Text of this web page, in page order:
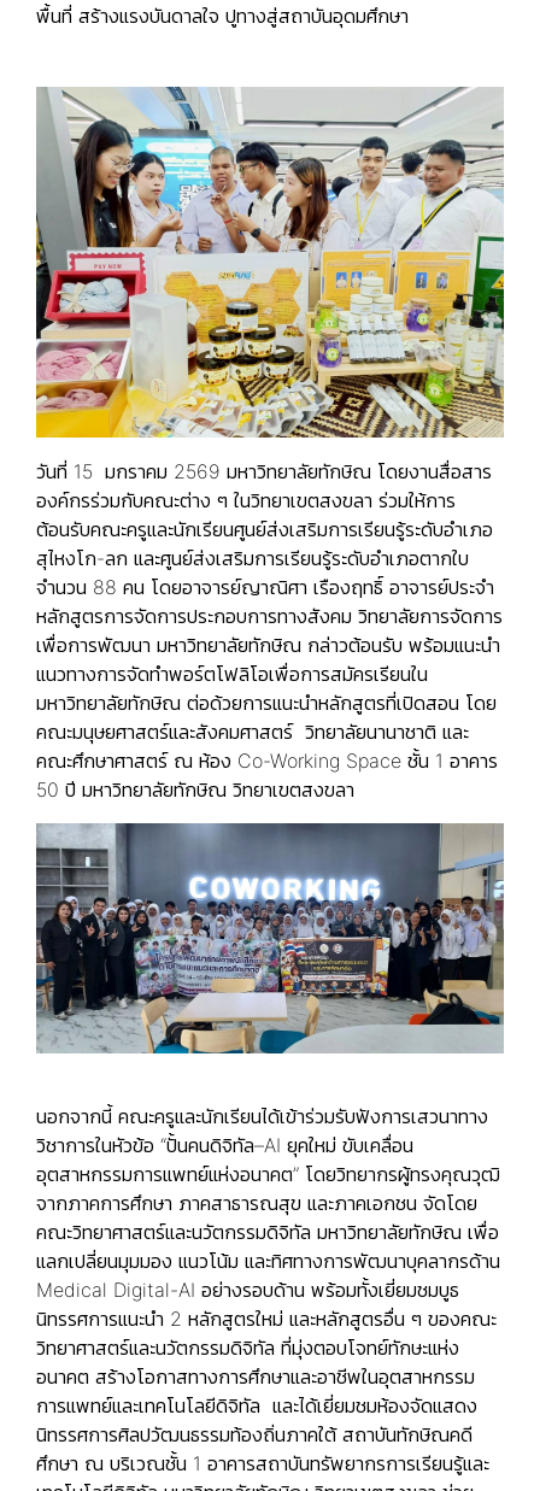
พื้นที่ สร้างแรงบันดาลใจ ปูทางสู่สถาบันอุดมศึกษา
วันที่ 15 มกราคม 2569 มหาวิทยาลัยทักษิณ โดยงานสื่อสาร
องค์กรร่วมกับคณะต่าง ๆ ในวิทยาเขตสงขลา ร่วมให้การ
ต้อนรับคณะครูและนักเรียนศูนย์ส่งเสริมการเรียนรู้ระดับอำเภอ
สุไหงโก-ลก และศูนย์ส่งเสริมการเรียนรู้ระดับอำเภอตากใบ
จำนวน 88 คน โดยอาจารย์ญาณิศา เรืองฤทธิ์ อาจารย์ประจำ
หลักสูตรการจัดการประกอบการทางสังคม วิทยาลัยการจัดการ
เพื่อการพัฒนา มหาวิทยาลัยทักษิณ กล่าวต้อนรับ พร้อมแนะนำ
แนวทางการจัดทำพอร์ตโฟลิโอเพื่อการสมัครเรียนใน
มหาวิทยาลัยทักษิณ ต่อด้วยการแนะนำหลักสูตรที่เปิดสอน โดย
คณะมนุษยศาสตร์และสังคมศาสตร์ วิทยาลัยนานาชาติ และ
คณะศึกษาศาสตร์ ณ ห้อง Co-Working Space ชั้น 1 อาคาร
50 ปี มหาวิทยาลัยทักษิณ วิทยาเขตสงขลา
นอกจากนี้ คณะครูและนักเรียนได้เข้าร่วมรับฟังการเสวนาทาง
วิชาการในหัวข้อ “ปั้นคนดิจิทัล–AI ยุคใหม่ ขับเคลื่อน
อุตสาหกรรมการแพทย์แห่งอนาคต” โดยวิทยากรผู้ทรงคุณวุฒิ
จากภาคการศึกษา ภาคสาธารณสุข และภาคเอกชน จัดโดย
คณะวิทยาศาสตร์และนวัตกรรมดิจิทัล มหาวิทยาลัยทักษิณ เพื่อ
แลกเปลี่ยนมุมมอง แนวโน้ม และทิศทางการพัฒนาบุคลากรด้าน
Medical Digital-AI อย่างรอบด้าน พร้อมทั้งเยี่ยมชมบูธ
นิทรรศการแนะนำ 2 หลักสูตรใหม่ และหลักสูตรอื่น ๆ ของคณะ
วิทยาศาสตร์และนวัตกรรมดิจิทัล ที่มุ่งตอบโจทย์ทักษะแห่ง
อนาคต สร้างโอกาสทางการศึกษาและอาชีพในอุตสาหกรรม
การแพทย์และเทคโนโลยีดิจิทัล และได้เยี่ยมชมห้องจัดแสดง
นิทรรศการศิลปวัฒนธรรมท้องถิ่นภาคใต้ สถาบันทักษิณคดี
ศึกษา ณ บริเวณชั้น 1 อาคารสถาบันทรัพยากรการเรียนรู้และ